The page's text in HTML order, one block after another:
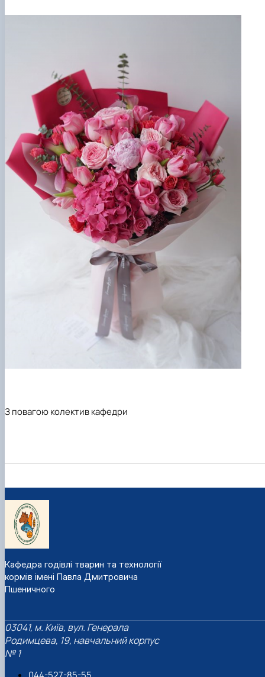
З повагою колектив кафедри
Кафедра годівлі тварин та технології
кормів імені Павла Дмитровича
Пшеничного
03041, м. Київ, вул. Генерала
Родимцева, 19, навчальний корпус
№ 1